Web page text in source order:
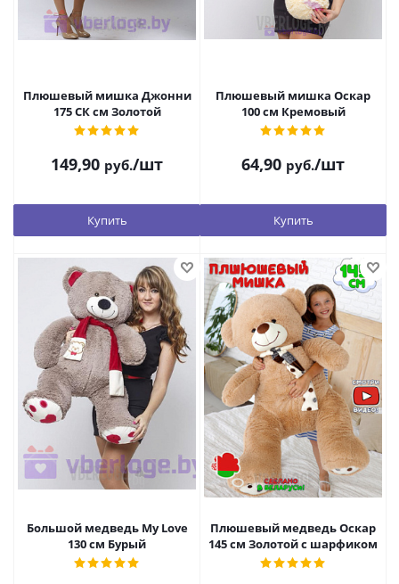
Плюшевый мишка Джонни
175 СК см Золотой
149,90 руб./шт
Купить
Плюшевый мишка Оскар
100 см Кремовый
64,90 руб./шт
Купить
Большой медведь My Love
130 см Бурый
Плюшевый медведь Оскар
145 см Золотой с шарфиком